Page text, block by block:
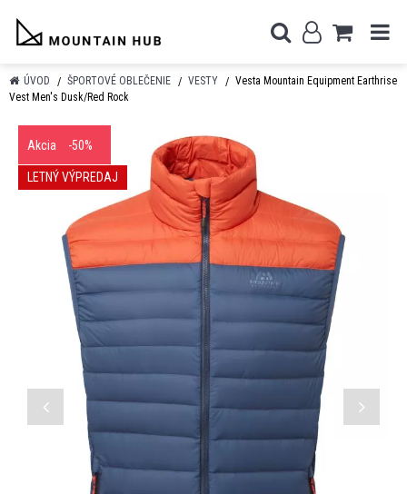
ÚVOD ŠPORTOVÉ OBLEČENIE VESTY
Vesta Mountain Equipment Earthrise
Vest Men's Dusk/Red Rock
Akcia -50%
LETNÝ VÝPREDAJ